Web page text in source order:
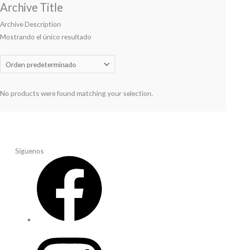
Archive Title
Archive Description
Mostrando el único resultado
No products were found matching your selection.
Síguenos